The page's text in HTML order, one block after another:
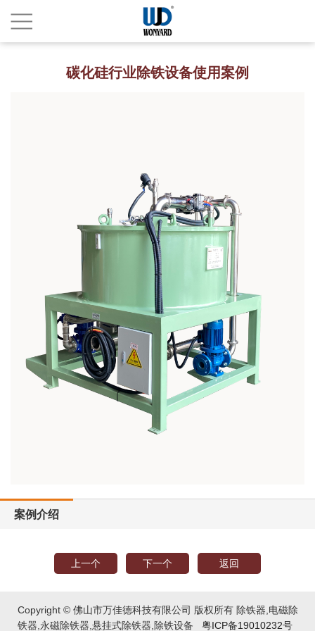
碳化硅行业除铁设备使用案例
案例介绍
上一个 下一个 返回
Copyright © 佛山市万佳德科技有限公司 版权所有 除铁器,电磁除
铁器,永磁除铁器,悬挂式除铁器,除铁设备 粤ICP备19010232号